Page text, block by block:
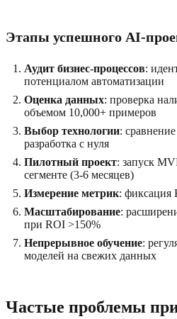
Этапы успешного AI-
Аудит бизнес-процессов:
потенциалом автоматизации
Оценка данных: проверка
объемом 10,000+ примеров
Выбор технологии:
разработка с нуля
Пилотный проект: запуск
сегменте (3-6 месяцев)
Измерение метрик: фиксация
Масштабирование:
при ROI >150%
Непрерывное обучение:
моделей на свежих данных
Частые проблемы